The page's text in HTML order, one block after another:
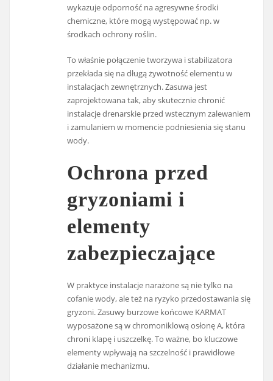
wykazuje odporność na agresywne środki
chemiczne, które mogą występować np. w
środkach ochrony roślin.
To właśnie połączenie tworzywa i stabilizatora
przekłada się na długą żywotność elementu w
instalacjach zewnętrznych. Zasuwa jest
zaprojektowana tak, aby skutecznie chronić
instalacje drenarskie przed wstecznym zalewaniem
i zamulaniem w momencie podniesienia się stanu
wody.
Ochrona przed
gryzoniami i
elementy
zabezpieczające
W praktyce instalacje narażone są nie tylko na
cofanie wody, ale też na ryzyko przedostawania się
gryzoni. Zasuwy burzowe końcowe KARMAT
wyposażone są w chromoniklową osłonę A, która
chroni klapę i uszczelkę. To ważne, bo kluczowe
elementy wpływają na szczelność i prawidłowe
działanie mechanizmu.